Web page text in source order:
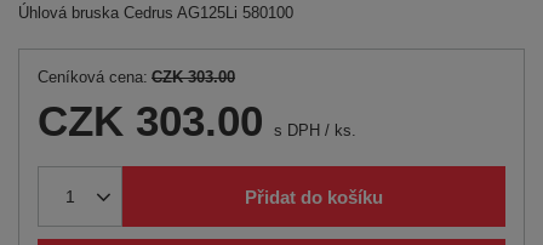
Úhlová bruska Cedrus AG125Li 580100
Ceníková cena: CZK 303.00
CZK 303.00 s DPH / ks.
Přidat do košíku